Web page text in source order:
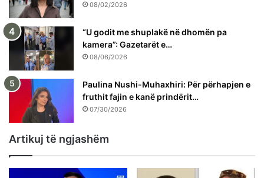
08/02/2026
“U godit me shuplakë në dhomën pa
kamera”: Gazetarët e…
08/06/2026
Paulina Nushi-Muhaxhiri: Për përhapjen e
fruthit fajin e kanë prindërit…
07/30/2026
Artikuj të ngjashëm